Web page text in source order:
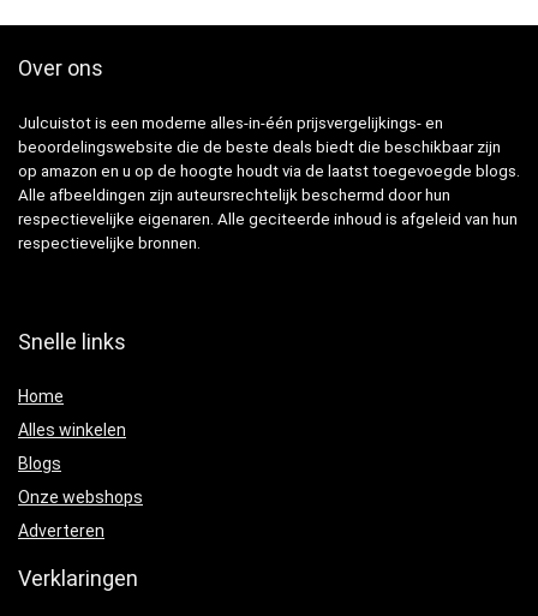
Over ons
Julcuistot is een moderne alles-in-één prijsvergelijkings- en
beoordelingswebsite die de beste deals biedt die beschikbaar zijn
op amazon en u op de hoogte houdt via de laatst toegevoegde blogs.
Alle afbeeldingen zijn auteursrechtelijk beschermd door hun
respectievelijke eigenaren. Alle geciteerde inhoud is afgeleid van hun
respectievelijke bronnen.
Snelle links
Home
Alles winkelen
Blogs
Onze webshops
Adverteren
Verklaringen